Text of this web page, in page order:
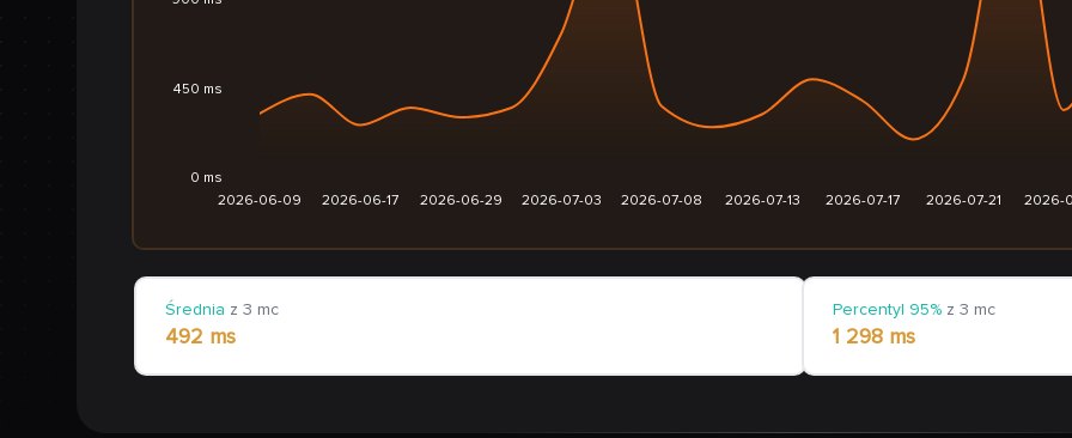
2026-06-09 2026-06-17 2026-06-29 2026-07-03 2026-07-08 2026-07-13 2026-07-17 2026-07-21 2026-
0 ms
450 ms
Średnia z 3 mc
492 ms
Percentyl 95% z 3 mc
1 298 ms